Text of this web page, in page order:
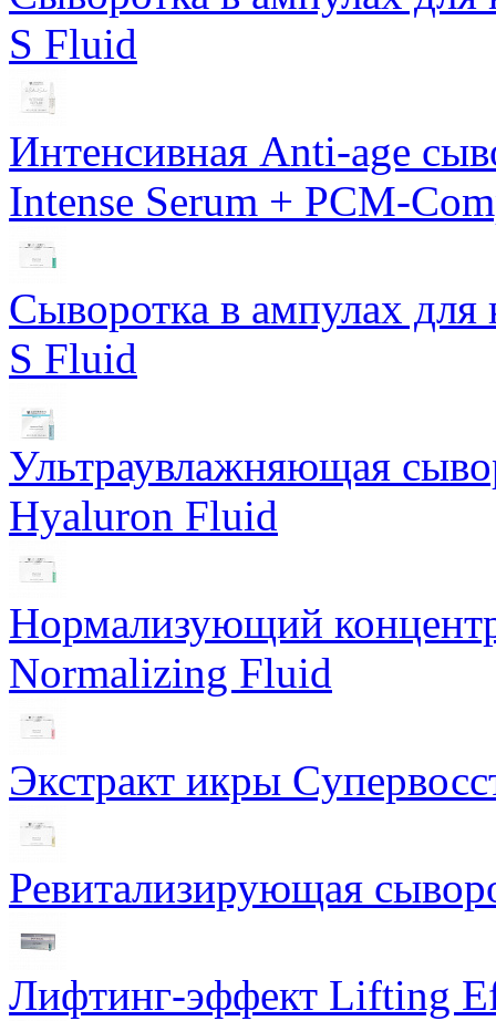
S Fluid
Интенсивная Anti-age
Intense Serum + PCM-
Сыворотка в ампулах для
S Fluid
Ультраувлажняющая
Hyaluron Fluid
Нормализующий
Normalizing Fluid
Экстракт икры
Ревитализирующая
Лифтинг-эффект Lifting